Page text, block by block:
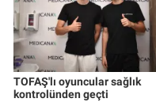
TOFAŞ'lı oyuncular sağlık
kontrolünden geçti